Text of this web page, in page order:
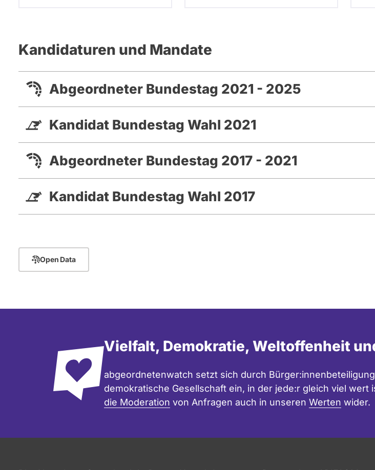
Kandidaturen und Mandate
Abgeordneter Bundestag 2021 - 2025
Kandidat Bundestag Wahl 2021
Abgeordneter Bundestag 2017 - 2021
Kandidat Bundestag Wahl 2017
Open Data
Vielfalt, Demokratie, Weltoffenheit
abgeordnetenwatch setzt sich durch
demokratische Gesellschaft ein, in der jede:r gleich viel
die Moderation von Anfragen auch in unseren Werten wider.